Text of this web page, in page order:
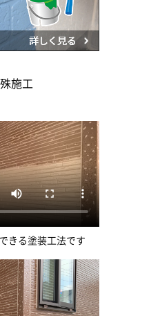
施工
きる塗装工法です